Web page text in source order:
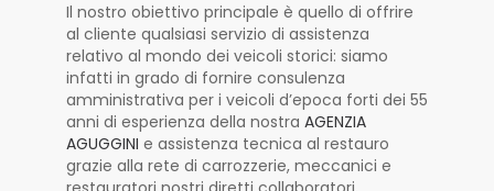
Il nostro obiettivo principale è quello di offrire
al cliente qualsiasi servizio di assistenza
relativo al mondo dei veicoli storici: siamo
infatti in grado di fornire consulenza
amministrativa per i veicoli d’epoca forti dei 55
anni di esperienza della nostra AGENZIA
AGUGGINI e assistenza tecnica al restauro
grazie alla rete di carrozzerie, meccanici e